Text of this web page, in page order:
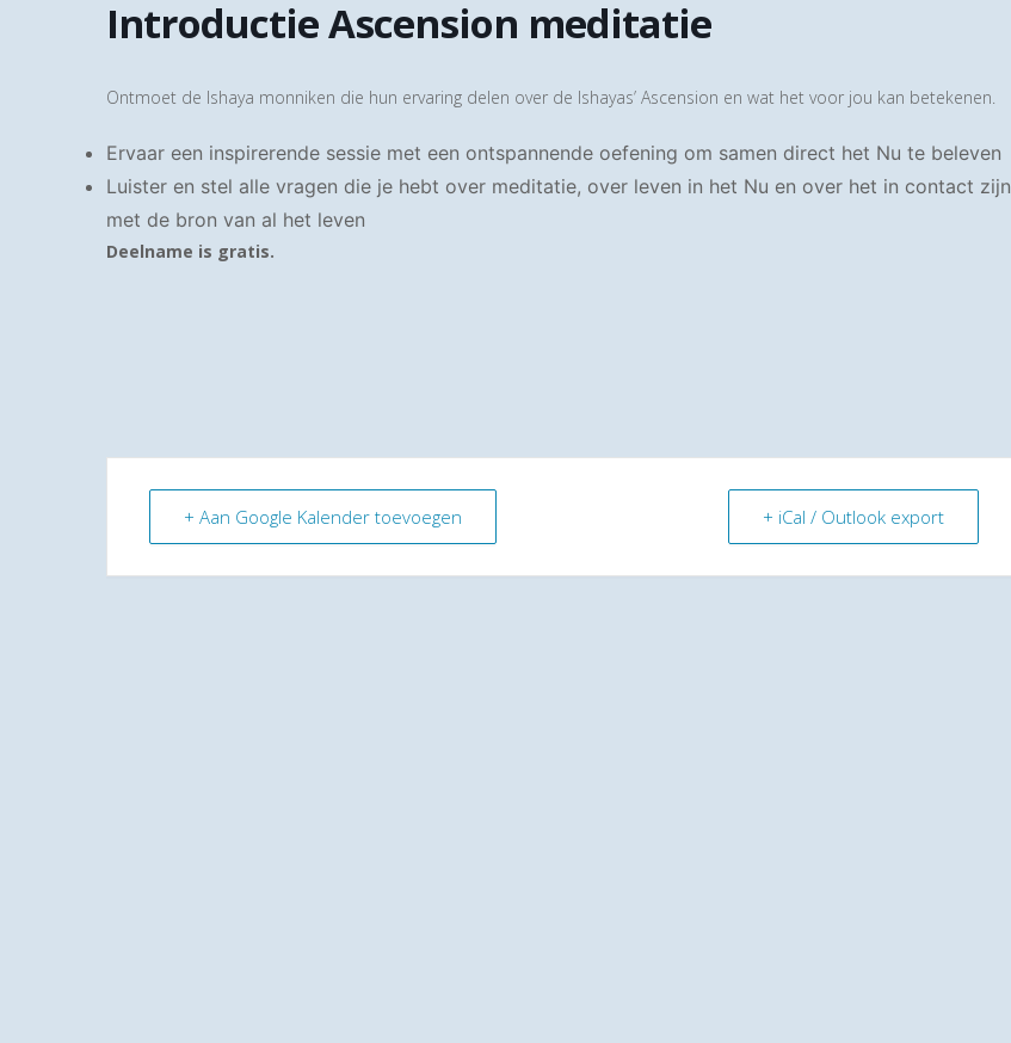
Introductie Ascension meditatie
Ontmoet de Ishaya monniken die hun ervaring delen over de Ishayas’ Ascension en wat het voor jou kan betekenen.
Ervaar een inspirerende sessie met een ontspannende oefening om samen direct het Nu te beleven
Luister en stel alle vragen die je hebt over meditatie, over leven in het Nu en over het in contact zijn
met de bron van al het leven
Deelname is gratis.
+ Aan Google Kalender toevoegen + iCal / Outlook export